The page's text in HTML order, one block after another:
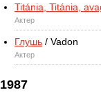
Titánia, Titánia,
Актер
Глушь / Vadon
Актер
1987